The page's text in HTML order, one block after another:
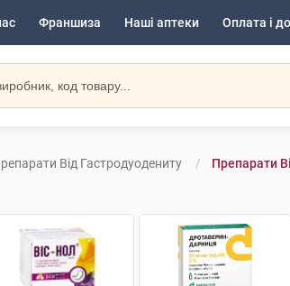
Франшиза Наші аптеки Оплата і
Від Гастродуодениту Препарати